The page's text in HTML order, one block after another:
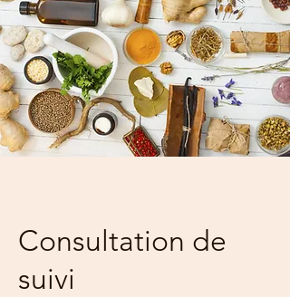
Consultation de
suivi